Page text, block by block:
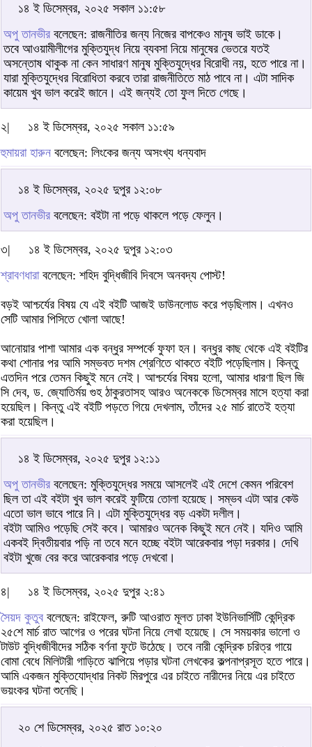
১৪ ই ডিসেম্বর, ২০২৫ সকাল ১১:৫৮
অপু তানভীর বলেছেন: রাজনীতির জন্য নিজের বাপকেও মানুষ ভাই ডাকে।
তবে আওয়ামীলীগের মুক্তিযুদ্ধ নিয়ে ব্যবসা নিয়ে মানুষের ভেতরে যতই
অসন্তোষ থাকুক না কেন সাধারণ মানুষ মুক্তিযুদ্ধের বিরোধী নয়, হতে পারে না।
যারা মুক্তিযুদ্ধের বিরোধিতা করবে তারা রাজনীতিতে মাঠ পাবে না। এটা সাদিক
কায়েম খুব ভাল করেই জানে। এই জন্যই তো ফুল দিতে গেছে।
২|
১৪ ই ডিসেম্বর, ২০২৫ সকাল ১১:৫৯
হুমায়রা হারুন বলেছেন: লিংকের জন্য অসংখ্য ধন্যবাদ
১৪ ই ডিসেম্বর, ২০২৫ দুপুর ১২:০৮
অপু তানভীর বলেছেন: বইটা না পড়ে থাকলে পড়ে ফেলুন।
৩|
১৪ ই ডিসেম্বর, ২০২৫ দুপুর ১২:০৩
শ্রাবণধারাবলেছেন: শহিদ বুদ্ধিজীবি দিবসে অনবদ্য পোস্ট!
বড়ই আশ্চর্যের বিষয় যে এই বইটি আজই ডাউনলোড করে পড়ছিলাম। এখনও
সেটি আমার পিসিতে খোলা আছে!
আনোয়ার পাশা আমার এক বন্ধুর সম্পর্কে ফুফা হন। বন্ধুর কাছ থেকে এই বইটির
কথা শোনার পর আমি সম্ভবত দশম শ্রেণিতে থাকতে বইটি পড়েছিলাম। কিন্তু
এতদিন পরে তেমন কিছুই মনে নেই। আশ্চর্যের বিষয় হলো, আমার ধারণা ছিল জি
সি দেব, ড. জ্যোতির্ময় গুহ ঠাকুরতাসহ আরও অনেককে ডিসেম্বর মাসে হত্যা করা
হয়েছিল। কিন্তু এই বইটি পড়তে গিয়ে দেখলাম, তাঁদের ২৫ মার্চ রাতেই হত্যা
করা হয়েছিল।
১৪ ই ডিসেম্বর, ২০২৫ দুপুর ১২:১১
অপু তানভীর বলেছেন: মুক্তিযুদ্ধের সময়ে আসলেই এই দেশে কেমন পরিবেশ
ছিল তা এই বইটা খুব ভাল করেই ফুটিয়ে তোলা হয়েছে। সম্ভব এটা আর কেউ
এতো ভাল ভাবে পারে নি। এটা মুক্তিযুদ্ধের বড় একটা দলীল।
বইটা আমিও পড়েছি সেই কবে। আমারও অনেক কিছুই মনে নেই। যদিও আমি
একবই দ্বিতীয়বার পড়ি না তবে মনে হচ্ছে বইটা আরেকবার পড়া দরকার। দেখি
বইটা খুজে বের করে আরেকবার পড়ে দেখবো।
৪|
১৪ ই ডিসেম্বর, ২০২৫ দুপুর ২:৪১
সৈয়দ কুতুব বলেছেন: রাইফেল, রুটি আওরাত মূলত ঢাকা ইউনিভার্সিটি কেন্দ্রিক
২৫শে মার্চ রাত আগের ও পরের ঘটনা নিয়ে লেখা হয়েছে। সে সময়কার ভালো ও
টাউট বুদ্ধিজীবীদের সঠিক বর্ণনা ফুটে উঠেছে। তবে নারী কেন্দ্রিক চরিত্র গায়ে
বোমা বেধে মিলিটারী গাড়িতে ঝাপিয়ে পড়ার ঘটনা লেখকের কল্পনাপ্রসূত হতে পারে।
আমি একজন মুক্তিযোদ্ধার নিকট মিরপুরে এর চাইতে নারীদের নিয়ে এর চাইতে
ভয়ংকর ঘটনা শুনেছি।
২০ শে ডিসেম্বর, ২০২৫ রাত ১০:২০